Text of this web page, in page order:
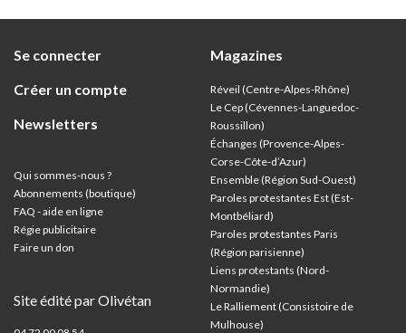
Se connecter
Créer un compte
Newsletters
Qui sommes-nous ?
Abonnements (boutique)
FAQ - aide en ligne
Régie publicitaire
Faire un don
Site édité par Olivétan
Magazines
Réveil (Centre-Alpes-Rhône)
Le Cep (Cévennes-Languedoc-
Roussillon)
Échanges (Provence-Alpes-
Corse-Côte-d’Azur)
Ensemble (Région Sud-Ouest)
Paroles protestantes Est (Est-
Montbéliard)
Paroles protestantes Paris
(Région parisienne)
Liens protestants (Nord-
Normandie)
Le Ralliement (Consistoire de
Mulhouse)